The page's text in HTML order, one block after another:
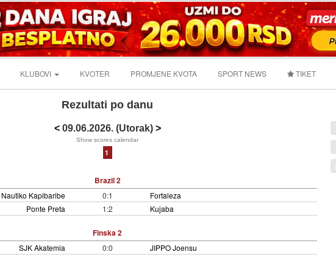
KLUBOVI KVOTER PROMJENE KVOTA SPORT NEWS TIKET
Rezultati po danu
< 09.06.2026. (Utorak)>
Show scores calendar
1
Brazil 2
Nautiko Kapibaribe 0:1
Fortaleza
Ponte Preta
1:2 Kujaba
Finska 2
SJK Akatemia 0:0 JIPPO Joensu